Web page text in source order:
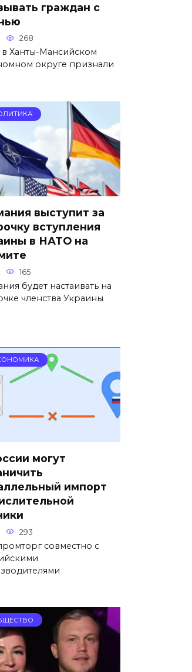
граждан с
268
Ханты-Мансийском
округе признали
выступит за
вступления
в НАТО на
165
будет настаивать на
членства Украины
могут
импорт
293
совместно с